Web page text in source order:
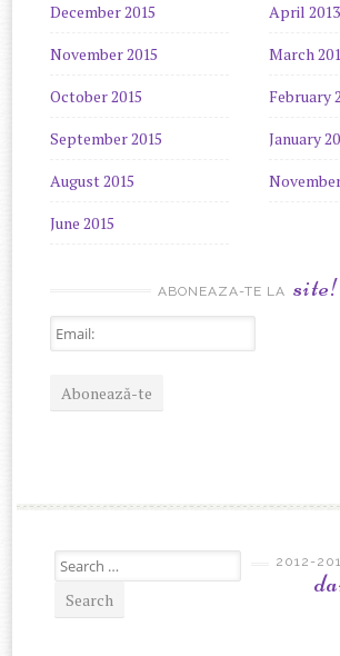
December 2015
November 2015
October 2015
September 2015
August 2015
June 2015
April 2013
March
February
January
ABONEAZA-TE LA site!
Search for: 2012-